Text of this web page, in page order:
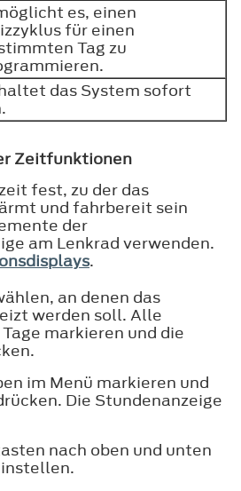
es, einen
für einen
Tag zu
das System sofort
Zeitfunktionen
fest, zu der das
und fahrbereit sein
der
am Lenkrad verwenden.
.
an denen das
werden soll. Alle
markieren und die
im Menü markieren und
Die Stundenanzeige
nach oben und unten